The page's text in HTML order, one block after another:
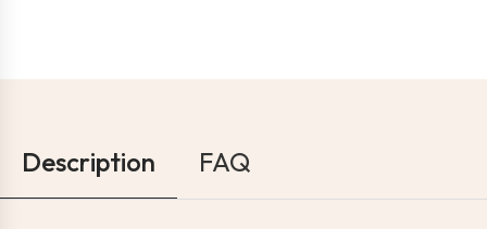
Description FAQ